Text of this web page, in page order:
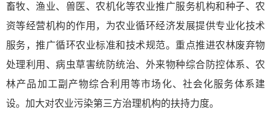
畜牧、渔业、兽医、农机化等农业推广服务机构和种子、农
资等经营机构的作用，为农业循环经济发展提供专业化技术
服务，推广循环农业标准和技术规范。重点推进农林废弃物
处理利用、病虫草害统防统治、外来物种综合防控体系、农
林产品加工副产物综合利用等市场化、社会化服务体系建
设。加大对农业污染第三方治理机构的扶持力度。